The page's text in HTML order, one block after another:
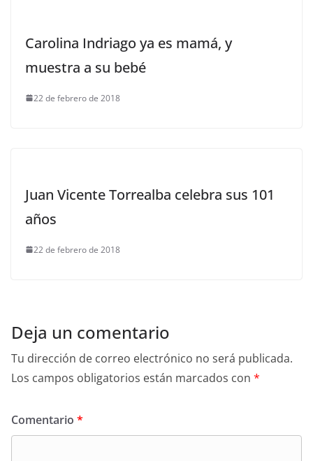
Carolina Indriago ya es mamá, y
muestra a su bebé
22 de febrero de 2018
Juan Vicente Torrealba celebra sus 101
años
22 de febrero de 2018
Deja un comentario
Tu dirección de correo electrónico no será publicada.
Los campos obligatorios están marcados con *
Comentario *